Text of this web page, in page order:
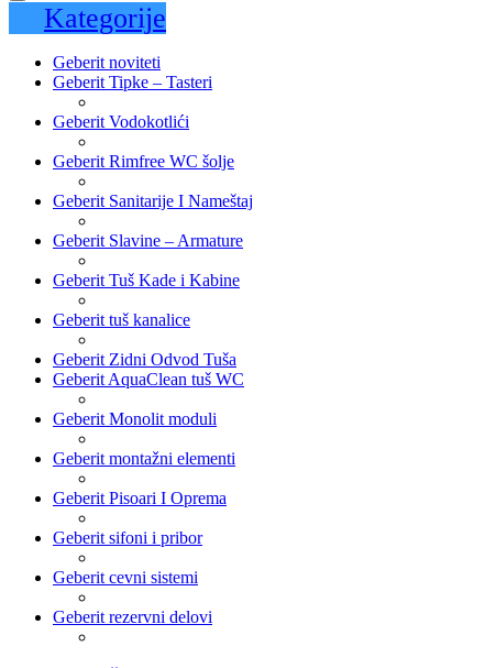
Kategorije
Geberit noviteti
Geberit Tipke – Tasteri
Geberit Vodokotlići
Geberit Rimfree WC šolje
Geberit Sanitarije I Nameštaj
Geberit Slavine – Armature
Geberit Tuš Kade i Kabine
Geberit tuš kanalice
Geberit Zidni Odvod Tuša
Geberit AquaClean tuš WC
Geberit Monolit moduli
Geberit montažni elementi
Geberit Pisoari I Oprema
Geberit sifoni i pribor
Geberit cevni sistemi
Geberit rezervni delovi